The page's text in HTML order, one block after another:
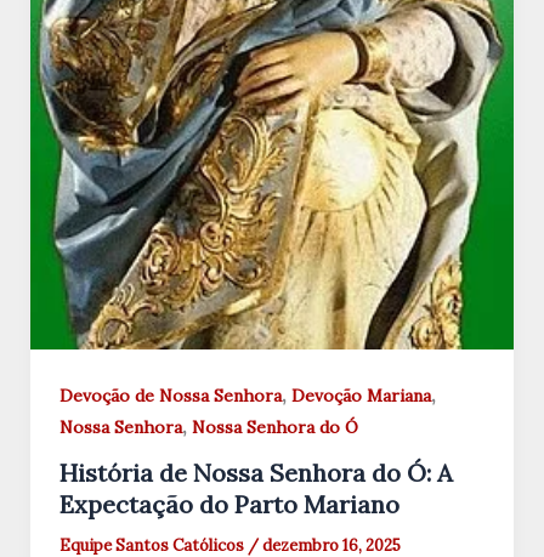
Devoção de Nossa Senhora, Devoção Mariana,
Nossa Senhora, Nossa Senhora do Ó
História de Nossa Senhora do Ó: A
Expectação do Parto Mariano
Equipe Santos Católicos /dezembro 16, 2025